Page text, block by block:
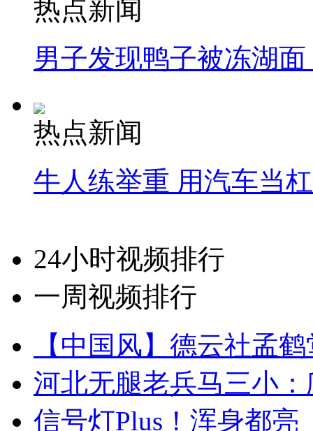
热点新闻
男子发现鸭子被冻湖
热点新闻
牛人练举重 用汽车当
24小时视频排行
一周视频排行
【中国风】德云社孟
河北无腿老兵马三小
信号灯Plus！浑身都亮